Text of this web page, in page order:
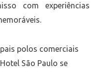
com experiências
polos comerciais
São Paulo se